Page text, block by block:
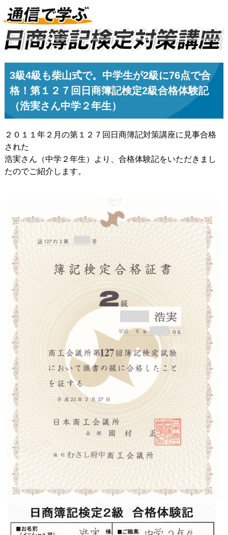
3級4級も柴山式で。中学生が2級に76点で合
格！第１２７回日商簿記検定2級合格体験記
（浩実さん中学２年生）
２０１１年２月の第１２７回日商簿記対策講座に見事合格
された
浩実さん（中学２年生）より、合格体験記をいただきまし
たのでご紹介します。